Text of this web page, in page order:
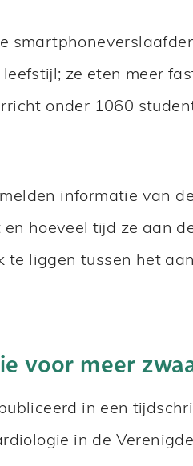
ze eten meer
onder 1060
informatie van
hoeveel tijd ze aan
te liggen tussen het
voor meer
in een
in de